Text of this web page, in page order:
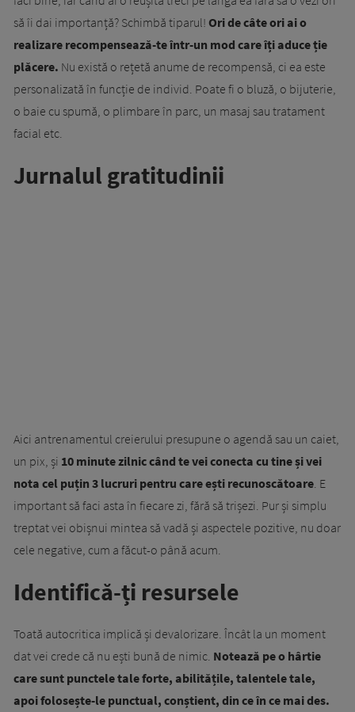
să îi dai importanță? Schimbă tiparul! Ori de câte ori ai o
realizare recompensează-te într-un mod care îți aduce ție
plăcere. Nu există o rețetă anume de recompensă, ci ea este
personalizată în funcție de individ. Poate fi o bluză, o bijuterie,
o baie cu spumă, o plimbare în parc, un masaj sau tratament
facial etc.
Jurnalul gratitudinii
Aici antrenamentul creierului presupune o agendă sau un caiet,
un pix, și 10 minute zilnic când te vei conecta cu tine și vei
nota cel puțin 3 lucruri pentru care ești recunoscătoare . E
important să faci asta în fiecare zi, fără să trișezi. Pur și simplu
treptat vei obișnui mintea să vadă și aspectele pozitive, nu doar
cele negative, cum a făcut-o până acum.
Identifică-ți resursele
Toată autocritica implică și devalorizare. Încât la un moment
dat vei crede că nu ești bună de nimic. Notează pe o hârtie
care sunt punctele tale forte, abilitățile, talentele tale,
apoi folosește-le punctual, conștient, din ce în ce mai des.